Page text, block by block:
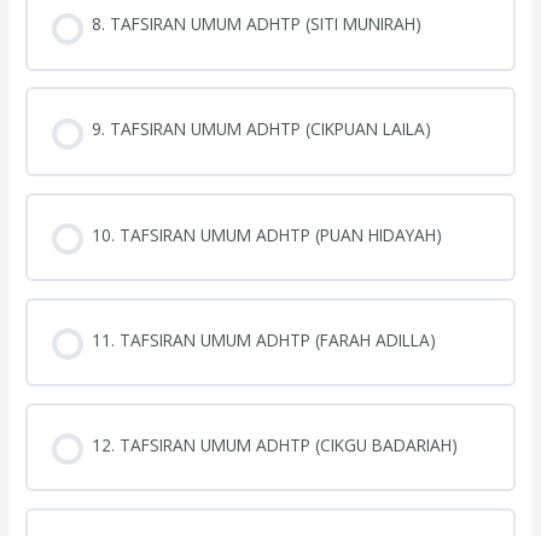
8. TAFSIRAN UMUM ADHTP (SITI MUNIRAH)
9. TAFSIRAN UMUM ADHTP (CIKPUAN LAILA)
10. TAFSIRAN UMUM ADHTP (PUAN HIDAYAH)
11. TAFSIRAN UMUM ADHTP (FARAH ADILLA)
12. TAFSIRAN UMUM ADHTP (CIKGU BADARIAH)